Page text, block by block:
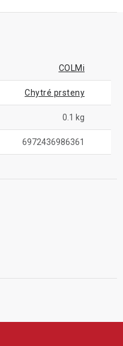
COLMi
Chytré prsteny
0.1 kg
6972436986361